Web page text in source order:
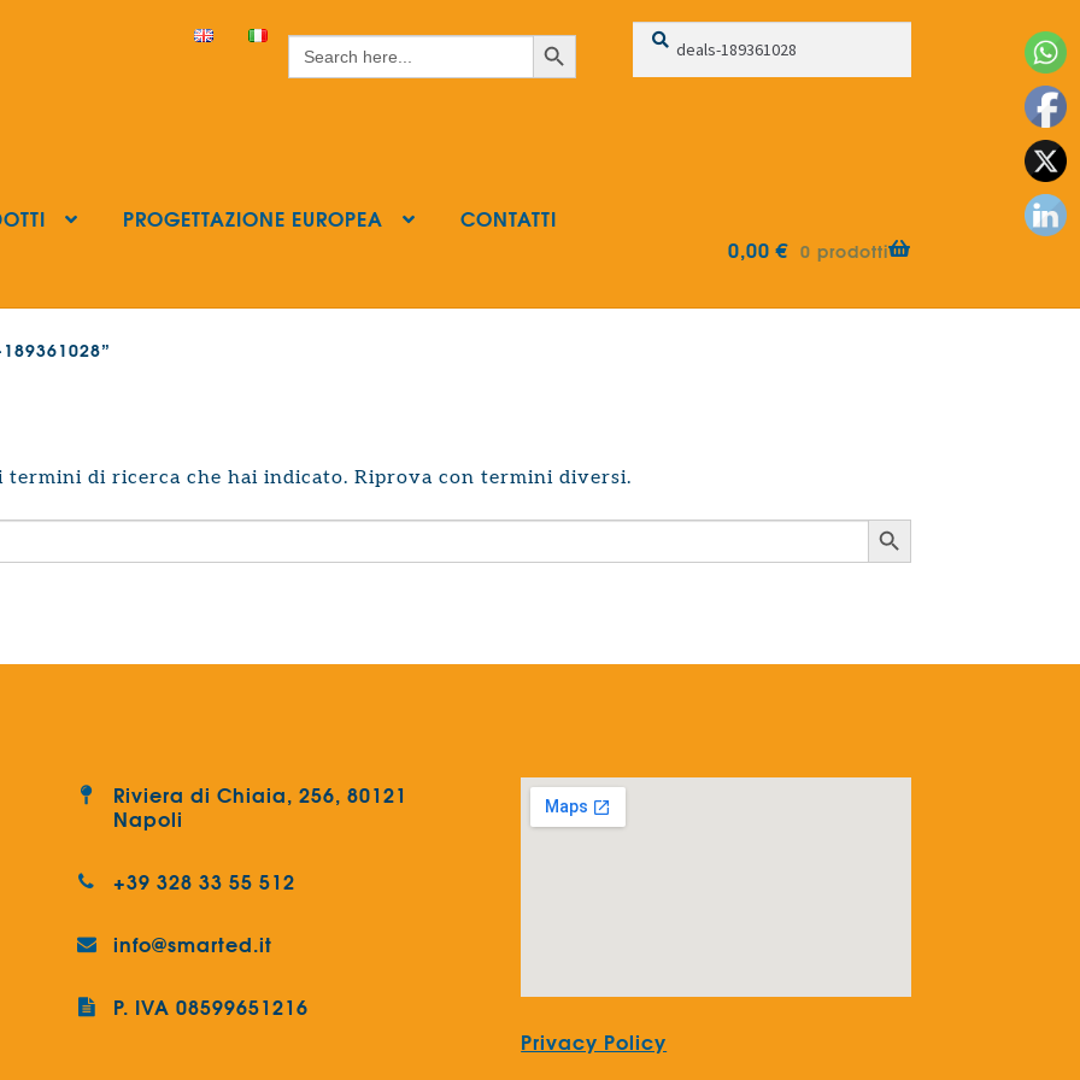
Search
for:
Search Button Cerca:
Cerca
PROGETTAZIONE EUROPEA
CONTATTI
0,00€ 0 prodotti
termini di ricerca che hai indicato. Riprova con termini diversi.
Search Button
Riviera di Chiaia, 256, 80121
Napoli
+39 328 33 55 512
info@smarted.it
P. IVA 08599651216
Privacy Policy